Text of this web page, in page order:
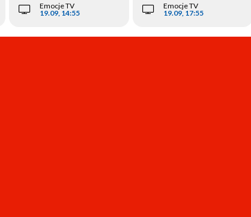
Emocje TV
19.09, 14:55
Emocje TV
19.09, 17:55